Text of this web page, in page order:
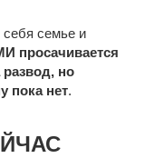
семье и
просачивается
но
пока нет.